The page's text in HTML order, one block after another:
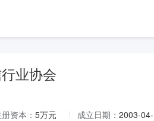
业协会
资本： 5万元 成立日期： 2003-